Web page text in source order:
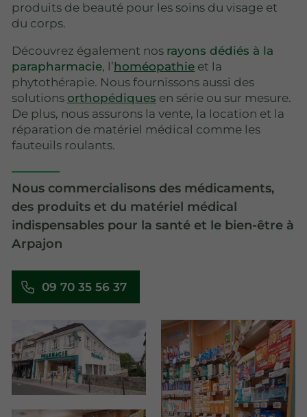
produits de beauté pour les soins du visage et
du corps.
Découvrez également nos rayons dédiés à la
parapharmacie, l’homéopathie et la
phytothérapie. Nous fournissons aussi des
solutions orthopédiques en série ou sur mesure.
De plus, nous assurons la vente, la location et la
réparation de matériel médical comme les
fauteuils roulants.
Nous commercialisons des médicaments,
des produits et du matériel médical
indispensables pour la santé et le bien-être à
Arpajon
09 70 35 56 37